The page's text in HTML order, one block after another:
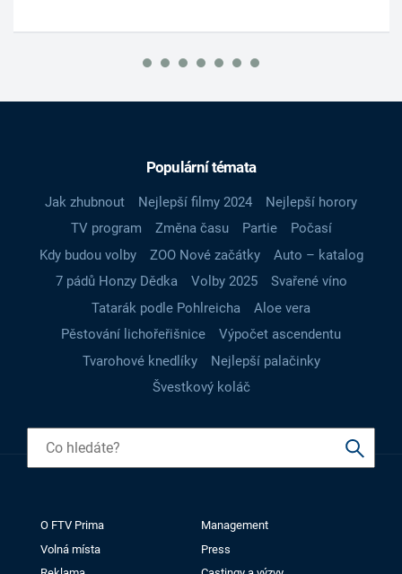
Populární témata
Jak zhubnout Nejlepší filmy 2024
Nejlepší horory
TV program
Změna času Partie
Počasí
Kdy budou volby
ZOO Nové začátky
Auto – katalog
7 pádů Honzy Dědka
Volby 2025
Svařené víno
Tatarák podle Pohlreicha
Aloe vera
Pěstování lichořeřišnice
Výpočet ascendentu
Tvarohové knedlíky
Nejlepší palačinky
Švestkový koláč
O FTV Prima
Management
Volná místa
Press